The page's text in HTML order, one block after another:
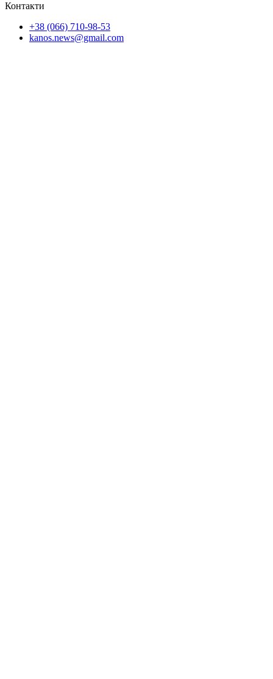
Контакти
+38 (066) 710-98-53
kanos.news@gmail.com